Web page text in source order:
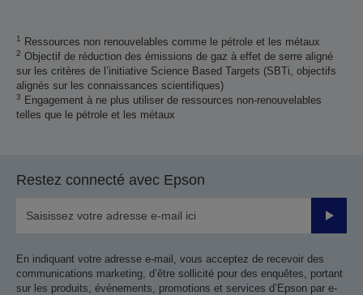
1 Ressources non renouvelables comme le pétrole et les métaux
2 Objectif de réduction des émissions de gaz à effet de serre aligné
sur les critères de l’initiative Science Based Targets (SBTi, objectifs
alignés sur les connaissances scientifiques)
3
Engagement à ne plus utiliser de ressources non-renouvelables
telles que le pétrole et les métaux
Restez connecté avec Epson
Valider
En indiquant votre adresse e-mail, vous acceptez de recevoir des
communications marketing, d’être sollicité pour des enquêtes, portant
sur les produits, événements, promotions et services d’Epson par e-